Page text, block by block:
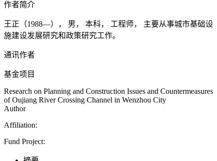
作者简介
王正（1988—）， 男， 本科， 工程师， 主要从事城市基础设
施建设发展研究和政策研究工作。
通讯作者
基金项目
Research on Planning and Construction Issues and Countermeasures
of Oujiang River Crossing Channel in Wenzhou City
Author
Affiliation:
Fund Project: